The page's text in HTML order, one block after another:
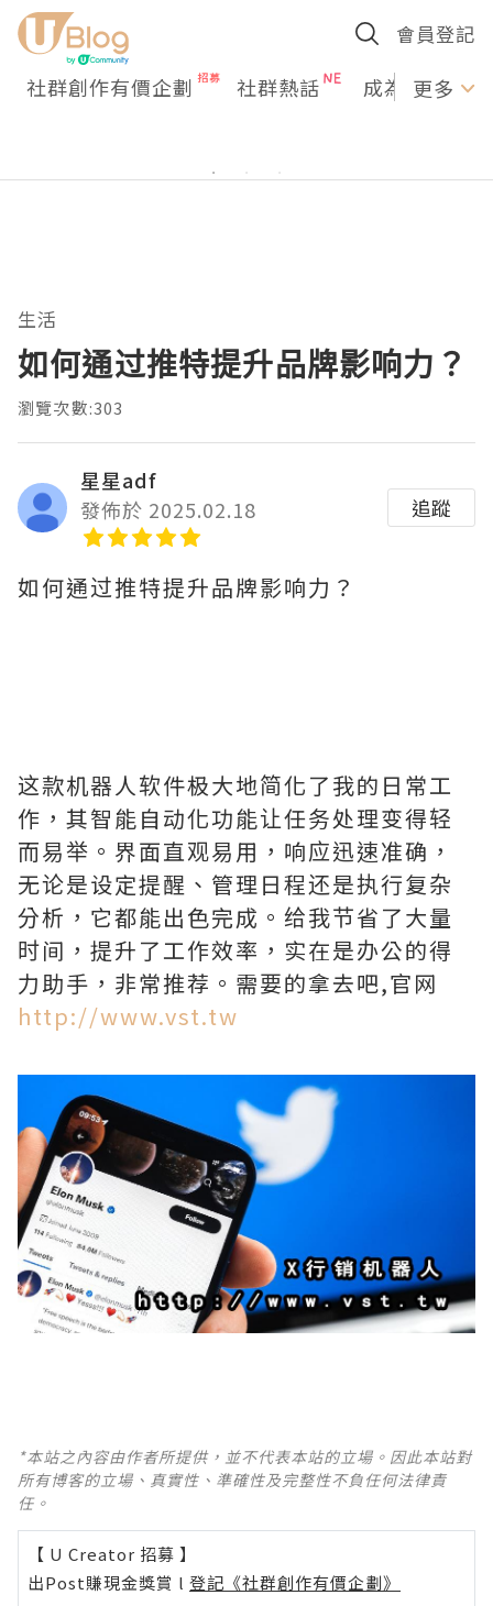
會員登記
社群創作有價企劃 社群熱話 成為U更多
生活
如何通过推特提升品牌影响力？
瀏覽次數:303
星星adf
發佈於 2025.02.18
追蹤
如何通过推特提升品牌影响力？
这款机器人软件极大地简化了我的日常工
作，其智能自动化功能让任务处理变得轻
而易举。界面直观易用，响应迅速准确，
无论是设定提醒、管理日程还是执行复杂
分析，它都能出色完成。给我节省了大量
时间，提升了工作效率，实在是办公的得
力助手，非常推荐。需要的拿去吧,官网
http://www.vst.tw
*本站之內容由作者所提供，並不代表本站的立場。因此本站對
所有博客的立場、真實性、準確性及完整性不負任何法律責
任。
【 U Creator 招募 】
出Post賺現金獎賞 l 登記《社群創作有價企劃》